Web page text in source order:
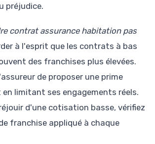
préjudice.
contrat assurance habitation pas
à l'esprit que les contrats à bas
des franchises plus élevées.
de proposer une prime
limitant ses engagements réels.
d'une cotisation basse, vérifiez
franchise appliqué à chaque